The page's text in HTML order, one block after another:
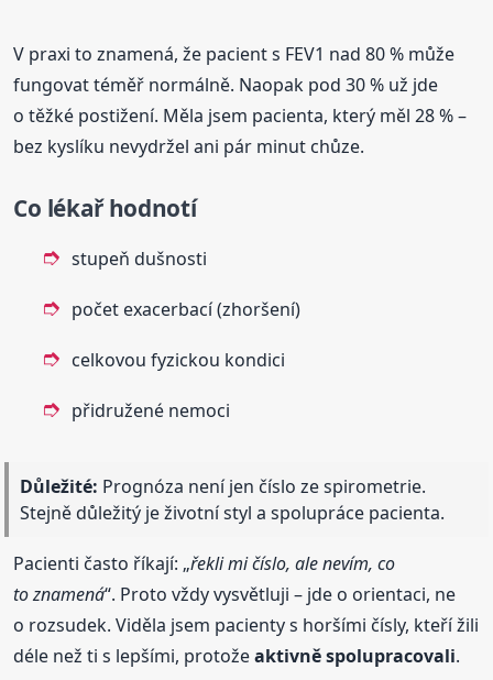
V praxi to znamená, že pacient s FEV1 nad 80 % může
fungovat téměř normálně. Naopak pod 30 % už jde
o těžké postižení. Měla jsem pacienta, který měl 28 % –
bez kyslíku nevydržel ani pár minut chůze.
Co lékař hodnotí
stupeň dušnosti
počet exacerbací (zhoršení)
celkovou fyzickou kondici
přidružené nemoci
Důležité: Prognóza není jen číslo ze spirometrie.
Stejně důležitý je životní styl a spolupráce pacienta.
Pacienti často říkají: „řekli mi číslo, ale nevím, co
to znamená“. Proto vždy vysvětluji – jde o orientaci, ne
o rozsudek. Viděla jsem pacienty s horšími čísly, kteří žili
déle než ti s lepšími, protožeaktivně spolupracovali.